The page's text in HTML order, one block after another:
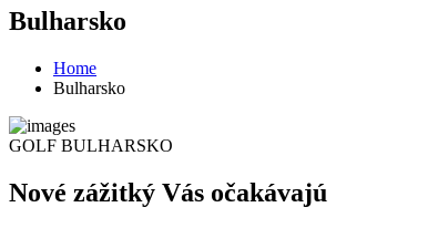
Bulharsko
Home
Bulharsko
GOLF BULHARSKO
Nové zážitký Vás očakávajú